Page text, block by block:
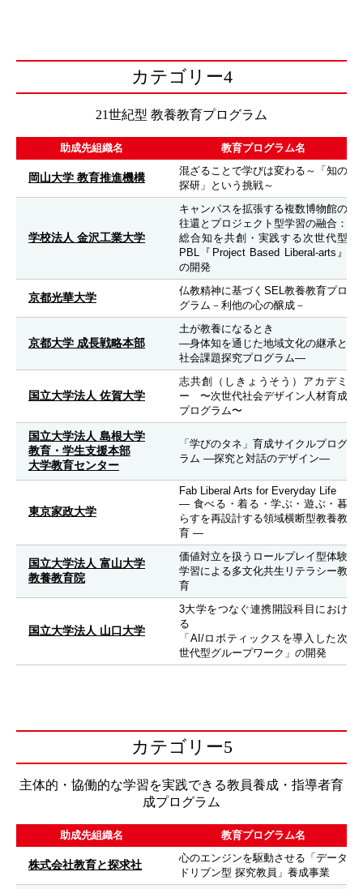
カテゴリー4
21世紀型 教養教育プログラム
助成先組織名 教育プログラム名
岡山大学 教育推進機構
混ざることで学びは変わる～「知の
探研」という挑戦～
学校法人 金沢工業大学
キャンパスを拡張する複数博物館の
往還とプロジェクト型学習の融合：
総合知を共創・実践する次世代型
PBL『Project Based Liberal-arts』
の開発
京都光華大学
仏教精神に基づくSEL教養教育プロ
グラム－利他の心の醸成－
京都大学 成長戦略本部
土が教養になるとき
―身体知を通じた地域文化の継承と
社会課題探究プログラム―
国立大学法人 佐賀大学
志共創（しきょうそう）アカデミ
ー 〜次世代社会デザイン人材育成
プログラム〜
国立大学法人 島根大学
教育・学生支援本部
大学教育センター
「学びのタネ」育成サイクルプログ
ラム ―探究と対話のデザイン―
東京家政大学
Fab Liberal Arts for Everyday Life
— 食べる・着る・学ぶ・遊ぶ・暮
らすを再設計する領域横断型教養教
育 —
国立大学法人 富山大学
教養教育院
価値対立を扱うロールプレイ型体験
学習による多文化共生リテラシー教
育
国立大学法人 山口大学
3大学をつなぐ連携開設科目におけ
る
「AI/ロボティックスを導入した次
世代型グループワーク」の開発
カテゴリー5
主体的・協働的な学習を実践できる教員養成・指導者育
成プログラム
助成先組織名 教育プログラム名
株式会社教育と探求社
心のエンジンを駆動させる「データ
ドリブン型 探究教員」養成事業